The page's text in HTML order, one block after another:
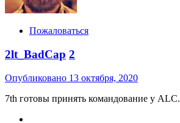
Пожаловаться
2lt_BadCap 2
Опубликовано 13 октября, 2020
7th готовы принять командование у ALC.